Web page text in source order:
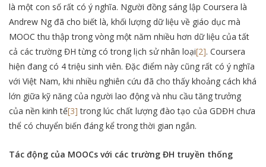
là một con số rất có ý nghĩa. Người đồng sáng lập Coursera là
Andrew Ng đã cho biết là, khối lượng dữ liệu về giáo dục mà
MOOC thu thập trong vòng một năm nhiều hơn dữ liệu của tất
cả các trường ĐH từng có trong lịch sử nhân loại[2]. Coursera
hiện đang có 4 triệu sinh viên. Đặc điểm này cũng rất có ý nghĩa
với Việt Nam, khi nhiều nghiên cứu đã cho thấy khoảng cách khá
lớn giữa kỹ năng của người lao động và nhu cầu tăng trưởng
của nền kinh tế[3] trong lúc chất lượng đào tạo của GDĐH chưa
thể có chuyển biến đáng kể trong thời gian ngắn.
Tác động của MOOCs với các trường ĐH truyền thống